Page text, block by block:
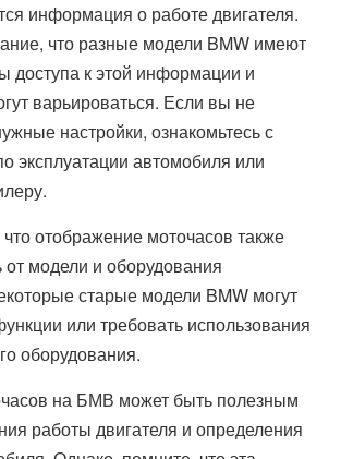
информация о работе двигателя.
что разные модели BMW имеют
доступа к этой информации и
варьироваться. Если вы не
настройки, ознакомьтесь с
эксплуатации автомобиля или
отображение моточасов также
от модели и оборудования
старые модели BMW могут
или требовать использования
оборудования.
на БМВ может быть полезным
работы двигателя и определения